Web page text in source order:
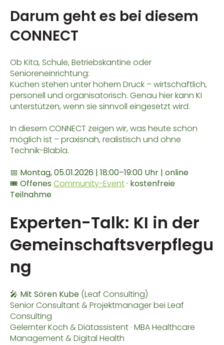
Darum geht es bei diesem
CONNECT
Ob Kita, Schule, Betriebskantine oder
Senioreneinrichtung:
Küchen stehen unter hohem Druck – wirtschaftlich,
personell und organisatorisch. Genau hier kann KI
unterstützen, wenn sie sinnvoll eingesetzt wird.
In diesem CONNECT zeigen wir, was heute schon
möglich ist – praxisnah, realistisch und ohne
Technik-Blabla.
📅 Montag, 05.01.2026 | 18:00–19:00 Uhr | online
🎟 Offenes Community-Event· kostenfreie
Teilnahme
Experten-Talk: KI in der
Gemeinschaftsverpflegu
ng
🎤 Mit Sören Kube (Leaf Consulting)
Senior Consultant & Projektmanager bei Leaf
Consulting
Gelernter Koch & Diätassistent · MBA Healthcare
Management & Digital Health